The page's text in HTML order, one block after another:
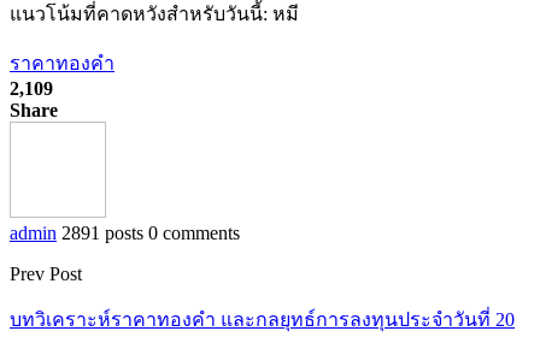
แนวโน้มที่คาดหวังสำหรับวันนี้: หมี
ราคาทองคำ
2,109
Share
admin 2891 posts 0 comments
Prev Post
บทวิเคราะห์ราคาทองคำ และกลยุทธ์การลงทุนประจำวันที่ 20